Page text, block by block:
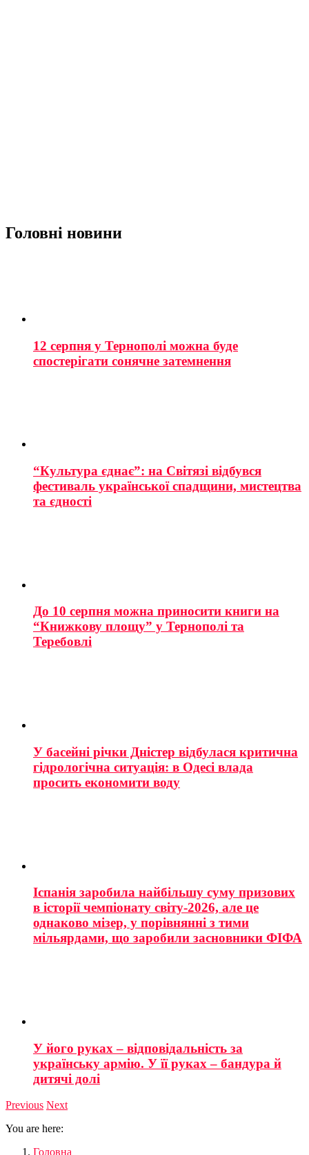
Головні новини
12 серпня у Тернополі можна буде
спостерігати сонячне затемнення
“Культура єднає”: на Світязі відбувся
фестиваль української спадщини, мистецтва
та єдності
До 10 серпня можна приносити книги на
“Книжкову площу” у Тернополі та
Теребовлі
У басейні річки Дністер відбулася критична
гідрологічна ситуація: в Одесі влада
просить економити воду
Іспанія заробила найбільшу суму призових
в історії чемпіонату світу-2026, але це
однаково мізер, у порівнянні з тими
мільярдами, що заробили засновники ФІФА
У його руках – відповідальність за
українську армію. У її руках – бандура й
дитячі долі
Previous Next
You are here:
Головна